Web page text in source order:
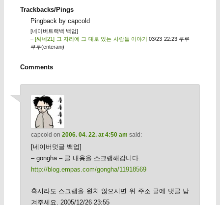
Trackbacks/Pings
Pingback by capcold
[네이버트랙백 백업]
– [씨네21] 그 자리에 그 대로 있는 사람들 이야기
03/23 22:23 쿠루
쿠루(enterani)
Comments
capcold on 2006. 04. 22. at 4:50 am said:
[네이버덧글 백업]
– gongha – 글 내용을 스크랩해갑니다.
http://blog.empas.com/gongha/11918569
혹시라도 스크랩을 원치 않으시면 위 주소 글에 댓글 남
겨주세요. 2005/12/26 23:55